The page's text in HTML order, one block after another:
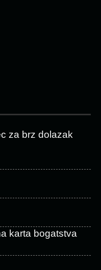
za brz dolazak
karta bogatstva